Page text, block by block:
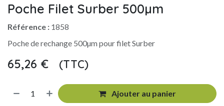
Poche Filet Surber 500µm
Référence : 1858
Poche de rechange 500µm pour filet Surber
65,26 € (TTC)
Ajouter au panier